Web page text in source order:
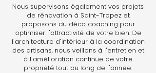
Nous supervisons également vos projets
de rénovation à Saint-Tropez et
proposons du déco coaching pour
optimiser l'attractivité de votre bien. De
l'architecture d'intérieur à la coordination
des artisans, nous veillons à l'entretien et
à l'amélioration continue de votre
propriété tout au long de l'année.